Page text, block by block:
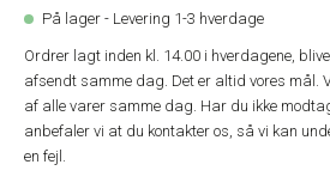
På lager - Levering 1-3 hverdage
Ordrer lagt inden kl. 14.00 i hverdagene,
afsendt samme dag. Det er altid vores mål.
af alle varer samme dag. Har du ikke
anbefaler vi at du kontakter os, så vi kan
en fejl.